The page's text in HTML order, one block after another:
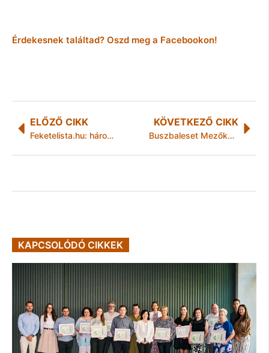
Érdekesnek találtad? Oszd meg a Facebookon!
ELŐZŐ CIKK
Feketelista.hu: háromszor több cég adószámát függesztette fel a NAV, mint tavaly
KÖVETKEZŐ CIKK
Buszbaleset Mezőkövesdnél
KAPCSOLÓDÓ CIKKEK